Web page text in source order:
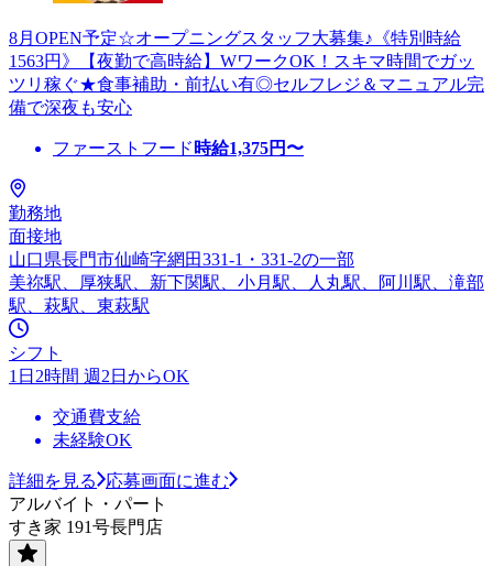
8月OPEN予定☆オープニングスタッフ大募集♪《特別時給
1563円》【夜勤で高時給】WワークOK！スキマ時間でガッ
ツリ稼ぐ★食事補助・前払い有◎セルフレジ＆マニュアル完
備で深夜も安心
ファーストフード 時給1,375円〜
勤務地
面接地
山口県長門市仙崎字網田331-1・331-2の一部
美祢駅、厚狭駅、新下関駅、小月駅、人丸駅、阿川駅、滝部
駅、萩駅、東萩駅
シフト
1日2時間 週2日からOK
交通費支給
未経験OK
詳細を見る
応募画面に進む
アルバイト・パート
すき家 191号長門店